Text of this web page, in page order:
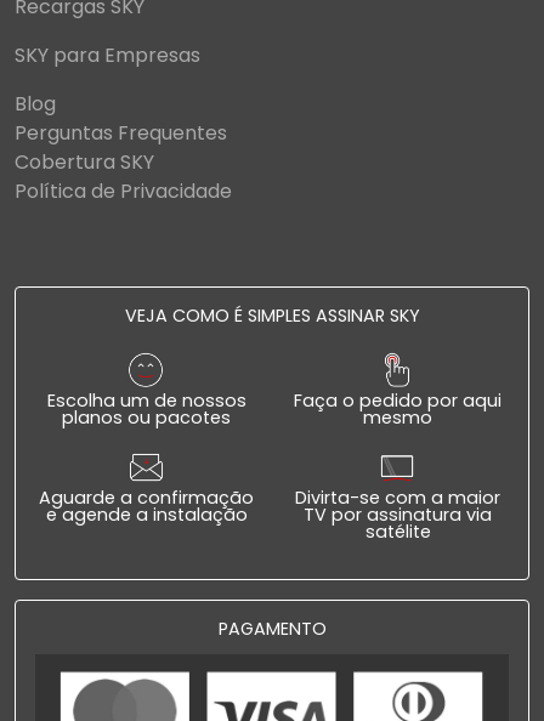
Recargas SKY
SKY para Empresas
Blog
Perguntas Frequentes
Cobertura SKY
Política de Privacidade
VEJA COMO É SIMPLES ASSINAR SKY
Escolha um de nossos
planos ou pacotes
Faça o pedido por aqui
mesmo
Aguarde a confirmação
e agende a instalação
Divirta-se com a maior
TV por assinatura via
satélite
PAGAMENTO